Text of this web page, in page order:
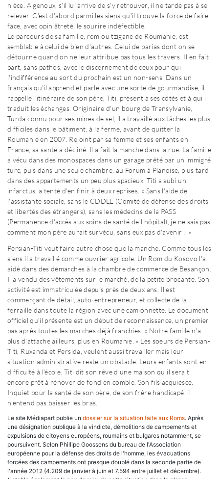
nièce. A genoux, s'il lui arrive de s'y retrouver, il ne tarde pas à se
relever. C'est d'abord parmi les siens qu'il trouve la force de faire
face, avec opiniâtreté, le sourire indéfectible.
Le parcours de sa famille, rom ou tzigane de Roumanie, est
semblable à celui de bien d'autres. Celui de parias dont on se
détourne quand on ne leur attribue pas tous les travers. Il en fait
part, sans pathos, avec le discernement de ceux pour qui
l'indifférence au sort du prochain est un non-sens. Dans un
français qu'il apprend et parle avec une sorte de gourmandise, il
rappelle l'itinéraire de son père, Titi, présent à ses côtés et à qui il
traduit les échanges. Originaire d'un bourg de Transylvanie,
Turda connu pour ses mines de sel, il a travaillé aux tâches les plus
difficiles dans le bâtiment, à la ferme, avant de quitter la
Roumanie en 2007. Rejoint par sa femme et ses enfants en
France, sa santé a décliné. Il a fait la manche dans la rue. La famille
a vécu dans des monospaces dans un garage prêté par un immigré
turc, puis dans une seule chambre, au Forum à Planoise, plus tard
dans des appartements un peu plus spacieux. Titi a subi un
infarctus, a tenté d'en finir à deux reprises. « Sans l'aide de
l'assistante sociale, sans le CDDLE (Comité de défense des droits
et libertés des étrangers), sans les médecins de la PASS
(Permanence d'accès aux soins de santé de l'hôpital), je ne sais pas
comment mon père aurait survécu, sans eux pas d'avenir ! »
Persian-Titi veut faire autre chose que la manche. Comme tous les
siens il a travaillé comme ouvrier agricole. Un Rom du Kosovo l'a
aidé dans des démarches à la chambre de commerce de Besançon.
Il a vendu des vêtements sur le marché, de la petite brocante. Son
activité est immatriculée depuis près de deux ans. Il est
commerçant de détail, auto-entrepreneur, et collecte de la
ferraille dans toute la région avec une camionnette. Le document
officiel qu'il présente est un début de reconnaissance, un premier
pas après toutes les marches déjà franchies. « Notre famille n'a
plus d'attache ailleurs, plus en Roumanie. » Les soeurs de Persian-
Titi, Ruxanda et Persida, veulent aussi travailler mais leur
situation administrative reste un obstacle. Leurs enfants sont en
difficulté à l'école. Titi dit son rêve d'une maison qu'il serait
encore prêt à rénover de fond en comble. Son fils acquiesce.
Inquiet pour la santé de son père, de son frère handicapé, il
n'entend pas baisser les bras.
Le site Médiapart publie un dossier sur la situation faite aux Roms. Après
une désignation publique à la vindicte, démolitions de campements et
expulsions de citoyens européens, roumains et bulgares notamment, se
poursuivent. Selon Phillipe Goossens du bureau de l'Association
européenne pour la défense des droits de l'homme, les évacuations
forcées des campements ont presque doublé dans la seconde partie de
l'année 2012 (4.209 de janvier à juin et 7.594 entre juillet et décembre).